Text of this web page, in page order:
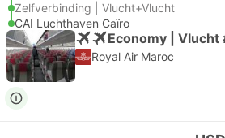
Zelfverbinding | Vlucht+Vlucht
CAI Luchthaven Caïro
Economy | Vlucht
Royal Air Maroc